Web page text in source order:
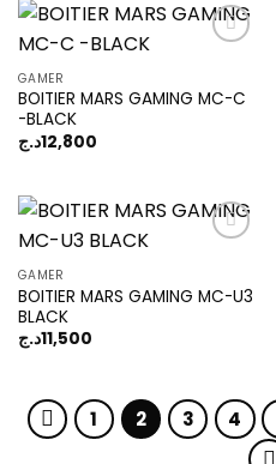
Add to
GAMER
BOITIER MARS GAMING MC-C
-BLACK
12,800د.ج
Add to
GAMER
BOITIER MARS GAMING MC-U3
BLACK
11,500د.ج
1 2 3 4